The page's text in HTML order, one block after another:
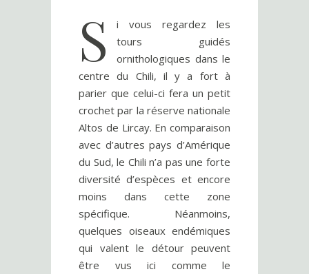
S
i vous regardez les
tours guidés
ornithologiques dans le
centre du Chili, il y a fort à
parier que celui-ci fera un petit
crochet par la réserve nationale
Altos de Lircay. En comparaison
avec d’autres pays d’Amérique
du Sud, le Chili n’a pas une forte
diversité d’espèces et encore
moins dans cette zone
spécifique. Néanmoins,
quelques oiseaux endémiques
qui valent le détour peuvent
être vus ici comme le